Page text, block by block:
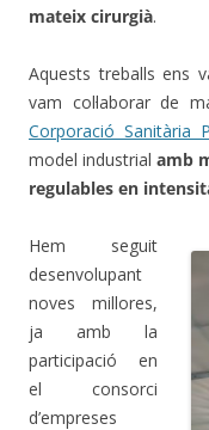
mateix cirurgià.
Aquests treballs ens
vam col·laborar de
Corporació Sanitària
model industrialamb
regulables en
Hem seguit
desenvolupant
noves millores,
ja amb la
participació en
el consorci
d’empreses